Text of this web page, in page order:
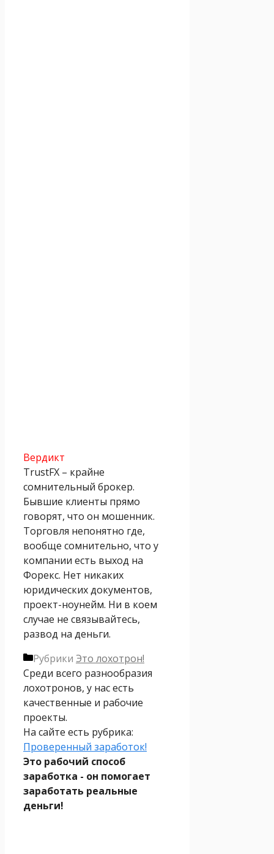
Вердикт
TrustFX – крайне
сомнительный брокер.
Бывшие клиенты прямо
говорят, что он мошенник.
Торговля непонятно где,
вообще сомнительно, что у
компании есть выход на
Форекс. Нет никаких
юридических документов,
проект-ноунейм. Ни в коем
случае не связывайтесь,
развод на деньги.
Рубрики Это лохотрон!
Среди всего разнообразия
лохотронов, у нас есть
качественные и рабочие
проекты.
На сайте есть рубрика:
Проверенный заработок!
Это рабочий способ
заработка - он помогает
заработать реальные
деньги!